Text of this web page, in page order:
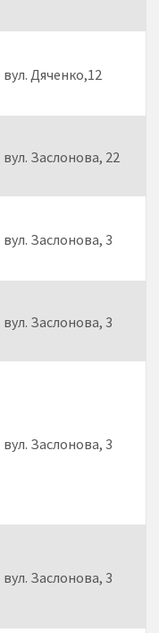
вул. Дяченко,12
вул. Заслонова, 22
вул. Заслонова, 3
вул. Заслонова, 3
вул. Заслонова, 3
вул. Заслонова, 3